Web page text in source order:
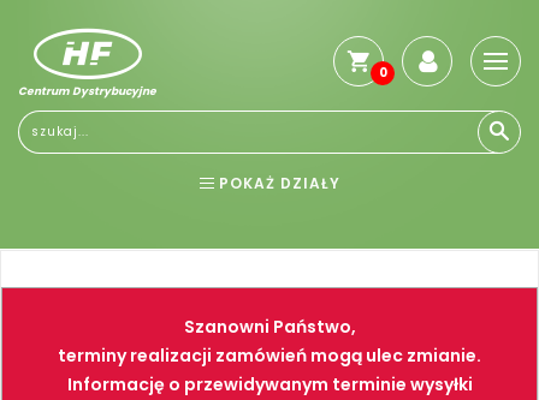
Centrum Dystrybucyjne
0
POKAŻ DZIAŁY
NARZĘDZIA SPAWALNICTWO
FARBY PNEUMATYKA
Szanowni Państwo,
terminy realizacji zamówień mogą ulec zmianie.
Informację o przewidywanym terminie wysyłki